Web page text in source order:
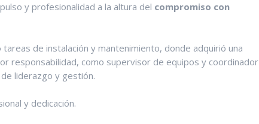
y profesionalidad a la altura del compromiso con
de instalación y mantenimiento, donde adquirió una
responsabilidad, como supervisor de equipos y coordinador
liderazgo y gestión.
y dedicación.